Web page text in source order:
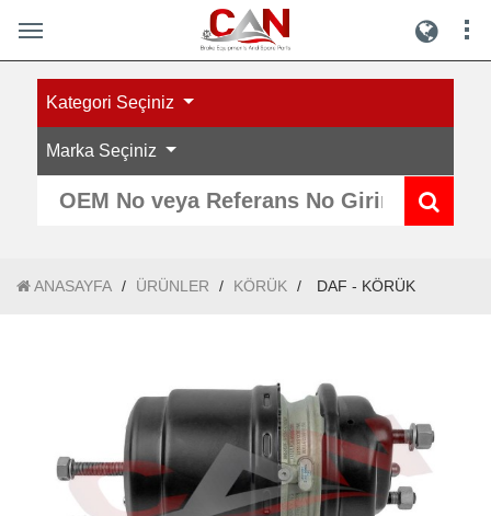
Kategori Seçiniz
Marka Seçiniz
ANASAYFA / ÜRÜNLER / KÖRÜK / DAF - KÖRÜK